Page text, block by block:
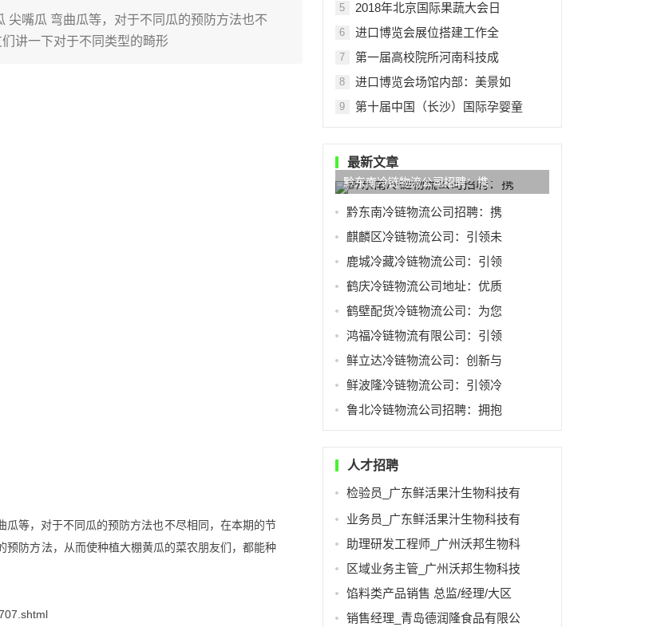
尖嘴瓜 弯曲瓜等，对于不同瓜的预防方法也不
讲一下对于不同类型的畸形
等，对于不同瓜的预防方法也不尽相同，在本期的节
预防方法，从而使种植大棚黄瓜的菜农朋友们，都能种
5 2018年北京国际果蔬大会日
6 进口博览会展位搭建工作全
7 第一届高校院所河南科技成
8 进口博览会场馆内部：美景如
9 第十届中国（长沙）国际孕婴童
最新文章
黔东南冷链物流公司招聘：携
黔东南冷链物流公司招聘：携
麒麟区冷链物流公司：引领未
鹿城冷藏冷链物流公司：引领
鹤庆冷链物流公司地址：优质
鹤壁配货冷链物流公司：为您
鸿福冷链物流有限公司：引领
鲜立达冷链物流公司：创新与
鲜波隆冷链物流公司：引领冷
鲁北冷链物流公司招聘：拥抱
人才招聘
检验员_广东鲜活果汁生物科技有
业务员_广东鲜活果汁生物科技有
助理研发工程师_广州沃邦生物科
区域业务主管_广州沃邦生物科技
馅料类产品销售 总监/经理/大区
销售经理_青岛德润隆食品有限公